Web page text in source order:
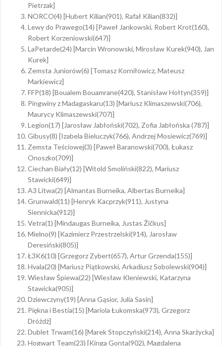
Pietrzak]
NORCO(4) [Hubert Kilian(901), Rafał Kilian(832)]
Lewy do Prawego(14) [Paweł Jankowski, Robert Krot(160),
Robert Korzeniowski(647)]
LaPetarde(24) [Marcin Wronowski, Mirosław Kurek(940), Jan
Kurek]
Zemsta Juniorów(6) [Tomasz Korniłowicz, Mateusz
Markiewicz]
FFP(18) [Boualem Bouamrane(420), Stanisław Hołtyn(359)]
Pingwiny z Madagaskaru(13) [Mariusz Klimaszewski(706),
Maurycy Klimaszewski(707)]
Legion(17) [Jarosław Jabłoński(702), Zofia Jabłońska (787)]
Gibusy(8) [Izabela Bieluczyk(766), Andrzej Mosiewicz(769)]
Zemsta Teściowej(3) [Paweł Baranowski(700), Łukasz
Onoszko(709)]
Ciechan Biały(12) [Witold Smoliński(822), Mariusz
Stawicki(649)]
A3 Litwa(2) [Almantas Burneika, Albertas Burneika]
Grunwald(11) [Henryk Kacprzyk(911), Justyna
Siennicka(912)]
Vetra(1) [Mindaugas Burneika, Justas Žičkus]
Mielno(9) [Kazimierz Przestrzelski(914), Jarosław
Deresiński(805)]
Ł3K6(10) [Grzegorz Zybert(657), Artur Grzenda(155)]
Hvala(20) [Mariusz Piątkowski, Arkadiusz Sobolewski(904)]
Wiesław Śpiewa(22) [Wiesław Kleniewski, Katarzyna
Stawicka(905)]
Dziewczyny(19) [Anna Gąsior, Julia Sasin]
Piękna i Bestia(15) [Mariola Łukomska(973), Grzegorz
Dróżdż]
Dublet Trwam(16) [Marek Stopczyński(214), Anna Skarżycka]
Hogwart Team(23) [Kinga Gonta(902), Magdalena